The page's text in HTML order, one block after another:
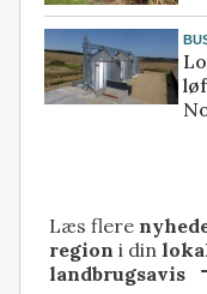
Læs flere
region i din
landbrugsavis